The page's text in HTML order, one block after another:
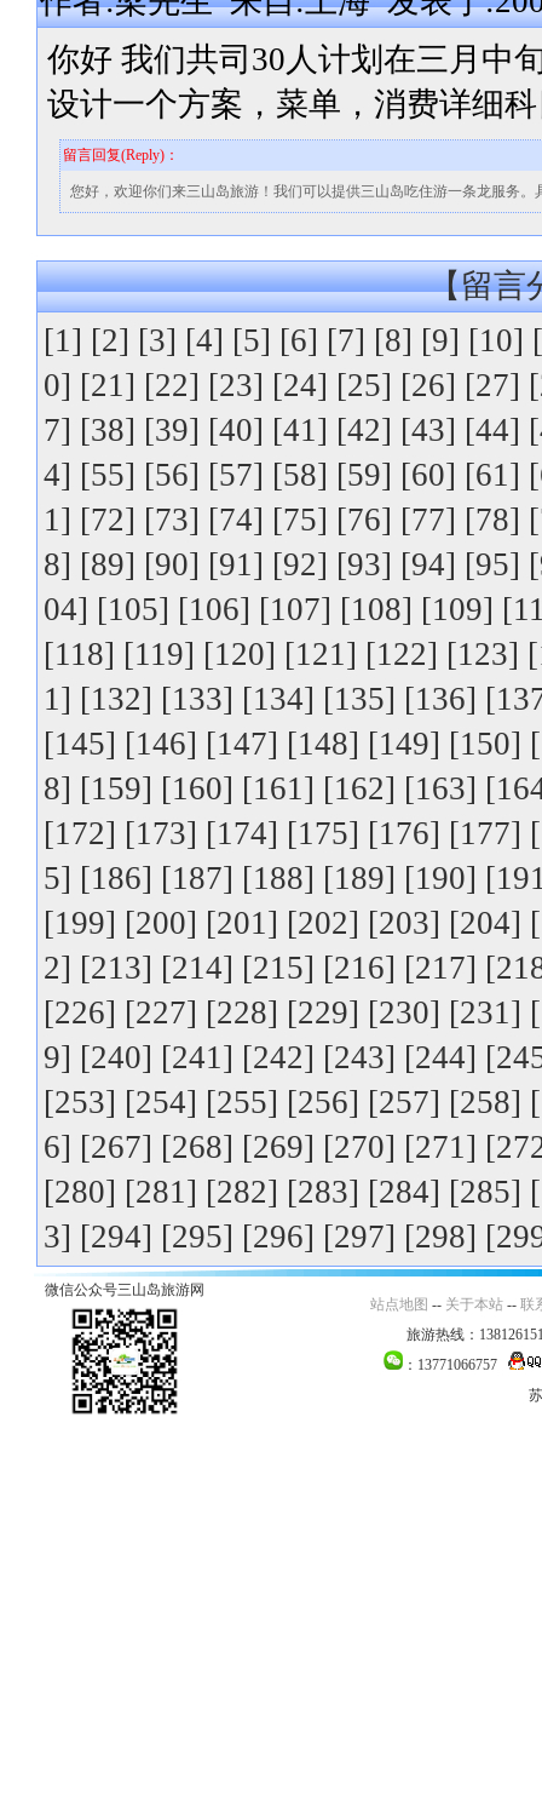
你好 我们共司30人计划在三月中
设计一个方案，菜单，消费详细
留言回复(Reply)：
您好，欢迎你们来三山岛旅游！我们可以提供三山岛吃住游一条龙服务
【留言
[1] [2] [3] [4] [5] [6] [7] [8] [9] [10]
0] [21] [22] [23] [24] [25] [26] [27]
7] [38] [39] [40] [41] [42] [43] [44]
4] [55] [56] [57] [58] [59] [60] [61]
1] [72] [73] [74] [75] [76] [77] [78]
8] [89] [90] [91] [92] [93] [94] [95]
04] [105] [106] [107] [108] [109]
[118] [119] [120] [121] [122] [123]
1] [132] [133] [134] [135] [136]
[145] [146] [147] [148] [149] [150]
8] [159] [160] [161] [162] [163]
[172] [173] [174] [175] [176] [177]
5] [186] [187] [188] [189] [190]
[199] [200] [201] [202] [203] [204]
2] [213] [214] [215] [216] [217]
[226] [227] [228] [229] [230] [231]
9] [240] [241] [242] [243] [244]
[253] [254] [255] [256] [257] [258]
6] [267] [268] [269] [270] [271]
[280] [281] [282] [283] [284] [285]
3] [294] [295] [296] [297] [298]
微信公众号三山岛旅游网
站点地图 -- 关于本站 -- 联
旅游热线：
：13771066757